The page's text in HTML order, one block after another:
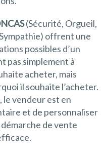
(Sécurité, Orgueil,
offrent une
possibles d’un
pas simplement à
acheter, mais
il souhaite l’acheter.
vendeur est en
et de personnaliser
de vente